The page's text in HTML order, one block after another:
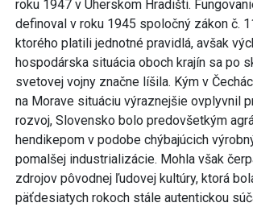
roku 1947 v Uherskom Hradišti.
definoval v roku 1945 spoločný zákon č.
ktorého platili jednotné pravidlá, avšak
hospodárska situácia oboch krajín sa po
svetovej vojny značne líšila. Kým v
na Morave situáciu výraznejšie ovplyvnil
rozvoj, Slovensko bolo predovšetkým
hendikepom v podobe chýbajúcich
pomalšej industrializácie. Mohla však
zdrojov pôvodnej ľudovej kultúry, ktorá
päťdesiatych rokoch stále autentickou